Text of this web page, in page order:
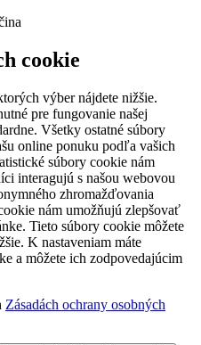
cookie
výber nájdete nižšie.
pre fungovanie našej
Všetky ostatné súbory
online ponuku podľa vašich
súbory cookie nám
interagujú s našou webovou
zhromažďovania
nám umožňujú zlepšovať
Tieto súbory cookie môžete
K nastaveniam máte
a môžete ich zodpovedajúcim
Zásadách ochrany osobných